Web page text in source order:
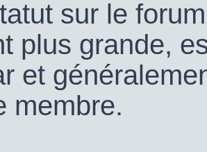
sur le
plus grande,
et
membre.